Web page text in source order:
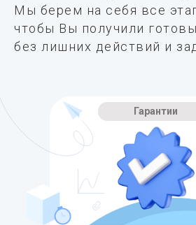
Мы берем на себя все
чтобы Вы получили
без лишних действий и
Гарантии